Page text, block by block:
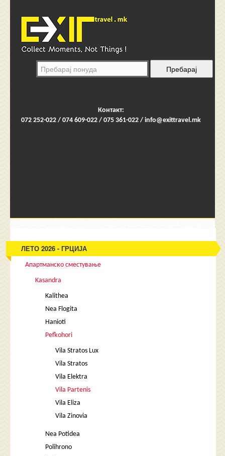
Контакт:
072 252-022 / 074 609-022 / 075 361-022 / info@exittravel.mk
ЛЕТО 2026 - ГРЦИЈА
Апартманско сместување
Kasandra
Kalithea
Nea Flogita
Hanioti
Pefkohori
Vila Stratos Lux
Vila Stratos
Vila Elektra
Vila Partenis
Vila Eliza
Vila Zinovia
Nea Potidea
Polihrono